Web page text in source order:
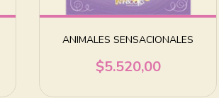
ANIMALES SENSACIONALES
$5.520,00